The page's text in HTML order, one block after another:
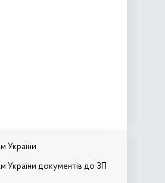
України
України документів до ЗП